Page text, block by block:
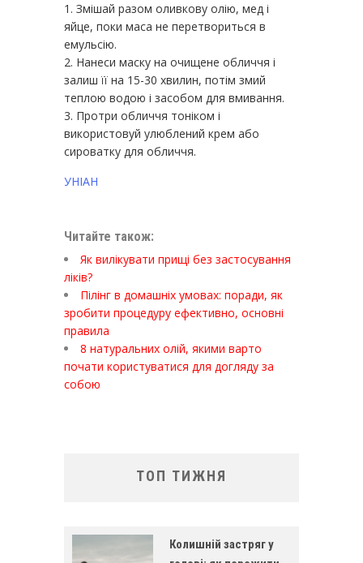
Змішай разом оливкову олію, мед і
яйце, поки маса не перетвориться в
емульсію.
Нанеси маску на очищене обличчя і
залиш її на 15-30 хвилин, потім змий
теплою водою і засобом для вмивання.
Протри обличчя тоніком і
використовуй улюблений крем або
сироватку для обличчя.
УНІАН
Читайте також:
Як вилікувати прищі без застосування
ліків?
Пілінг в домашніх умовах: поради, як
зробити процедуру ефективно, основні
правила
8 натуральних олій, якими варто
почати користуватися для догляду за
собою
ТОП ТИЖНЯ
Колишній застряг у